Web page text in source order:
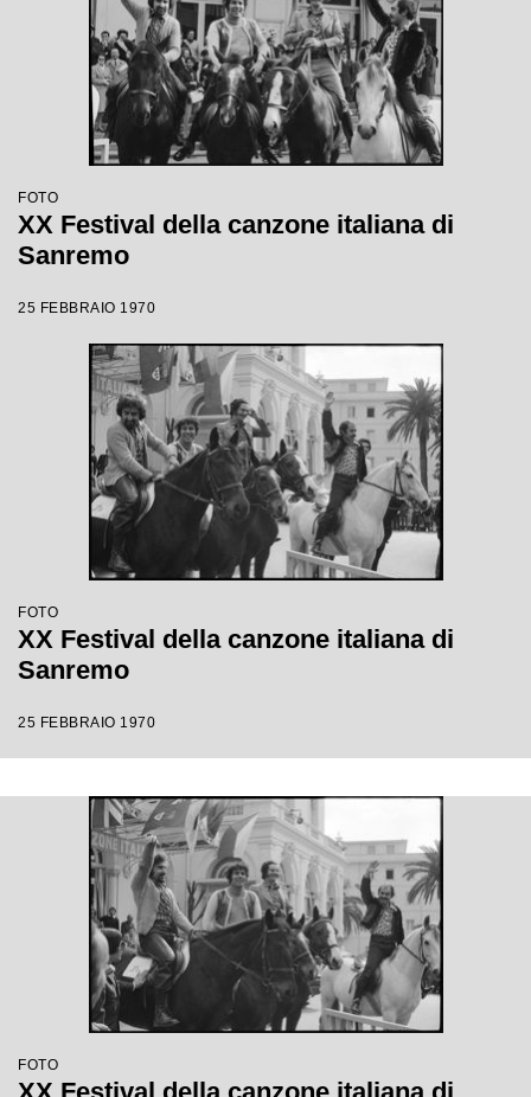
FOTO
XX Festival della canzone italiana di
Sanremo
25 FEBBRAIO 1970
FOTO
XX Festival della canzone italiana di
Sanremo
25 FEBBRAIO 1970
FOTO